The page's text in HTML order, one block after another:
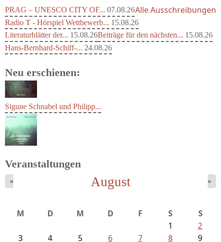
PRAG – UNESCO CITY OF... 07.08.26
Radio T - Hörspiel Wettbewerb... 15.08.26
Literaturblätter der... 15.08.26Beiträge für den nächsten... 15.08.26
Hans-Bernhard-Schiff-... 24.08.26
Alle Ausschreibungen
Neu erschienen:
Sigune Schnabel und Philipp...
Schnabel, Sigune und Philipp L´...
Veranstaltungen
August
« »
M D M D F S
S
1
2
3
4 5 6 7 8 9